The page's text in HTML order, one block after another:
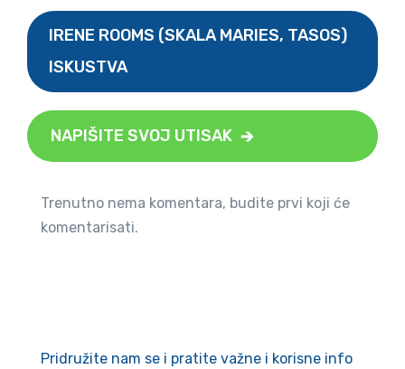
IRENE ROOMS (SKALA MARIES, TASOS)
ISKUSTVA
NAPIŠITE SVOJ UTISAK
Trenutno nema komentara, budite prvi koji će
komentarisati.
Pridružite nam se i pratite važne i korisne info